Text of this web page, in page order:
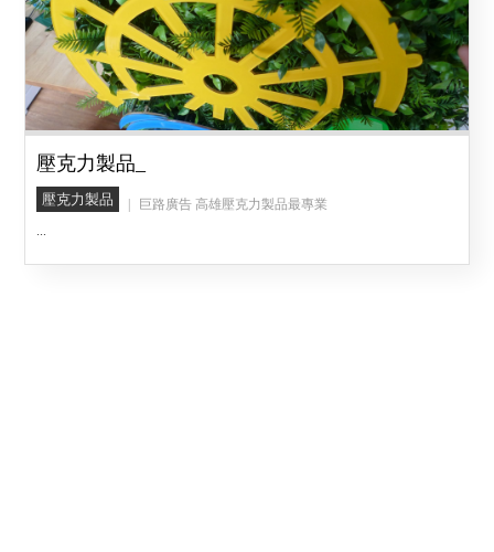
壓克力製品_
壓克力製品
巨路廣告 高雄壓克力製品最專業